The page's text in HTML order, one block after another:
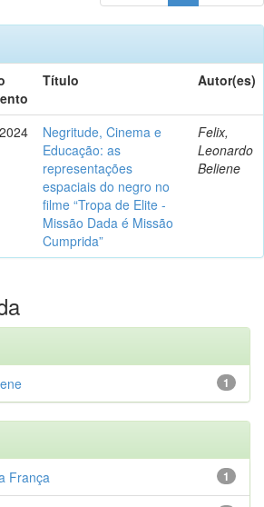
Título Autor(es)
Negritude, Cinema e
Educação: as
representações
espaciais do negro no
filme “Tropa de Elite -
Missão Dada é Missão
Cumprida”
Felix,
Leonardo
Beliene
1
1
França